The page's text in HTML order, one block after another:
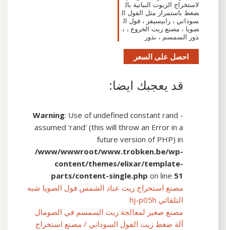
لاستخراج الزيوت النباتية بال
ضغط باستمرار مثل الفول ال
سوداني ، رابيسيفز ، فول ال
صويا ، مصنع زيت الخروع ، ب
ذور السمسم ، بذور
احصل على السعر
قد يعجبك ايضا:
Warning: Use of undefined constant rand -
assumed 'rand' (this will throw an Error in a
future version of PHP) in
/www/wwwroot/www.trobken.be/wp-
content/themes/elixar/template-
parts/content-single.php on line 51
مصنع استخراج زيت عباد الشمس فول الصويا شبه
التلقائي hj-p05h
مصنع صغير لمعالجة زيت السمسم في الصومال
آلة ضغط زيت الفول السوداني / مصنع استخراج